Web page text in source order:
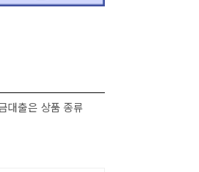
대출은 상품 종류